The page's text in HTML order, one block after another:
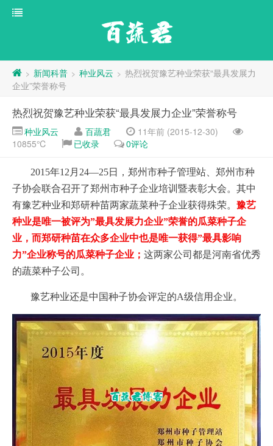
百蔬君
> 新闻科普 > 种业风云 > 热烈祝贺豫艺种业荣获“最具发展力
企业”荣誉称号
热烈祝贺豫艺种业荣获“最具发展力企业”荣誉称号
种业风云 百蔬君
11年前 (2015-12-30)
10855℃
已收录 0评论
2015年12月24—25日，郑州市种子管理站、郑州市种
子协会联合召开了郑州市种子企业培训暨表彰大会。其中
有豫艺种业和郑研种苗两家蔬菜种子企业获得殊荣。 豫艺
种业是唯一被评为”最具发展力企业”荣誉的瓜菜种子企
业，而郑研种苗在众多企业中也是唯一获得”最具影响
力”企业称号的瓜菜种子企业； 这两家公司都是河南省优秀
的蔬菜种子公司。
豫艺种业还是中国种子协会评定的A级信用企业。